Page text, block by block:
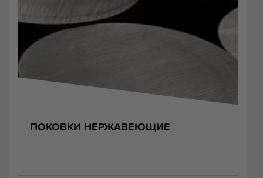
ПОКОВКИ НЕРЖАВЕЮЩИЕ